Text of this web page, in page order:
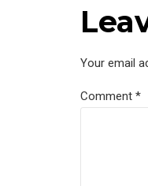
Your email
Comment *